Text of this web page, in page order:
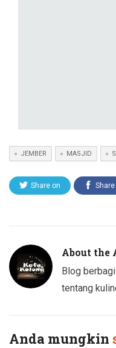
JEMBER MASJID
Share on Share
About the
Blog
tentang
Anda mungkin